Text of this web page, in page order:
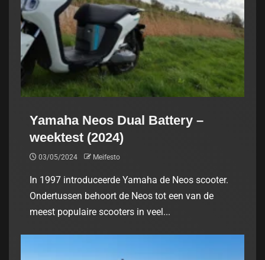
Yamaha Neos Dual Battery –
weektest (2024)
03/05/2024 Meifesto
In 1997 introduceerde Yamaha de Neos scooter.
Ondertussen behoort de Neos tot een van de
meest populaire scooters in veel...